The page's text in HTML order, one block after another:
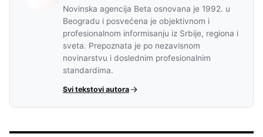
Novinska agencija Beta osnovana je 1992. u
Beogradu i posvećena je objektivnom i
profesionalnom informisanju iz Srbije, regiona i
sveta. Prepoznata je po nezavisnom
novinarstvu i doslednim profesionalnim
standardima.
Svi tekstovi autora